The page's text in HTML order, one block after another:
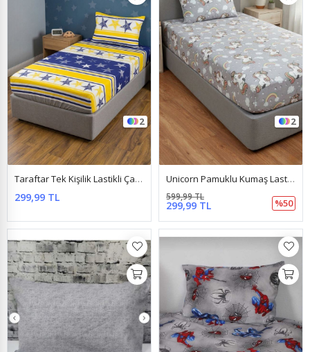
2
Taraftar Tek Kişilik Lastikli Çarşaf Takımı Sarı Lacivert
299,99 TL
2
Unicorn Pamuklu Kumaş Lastikli Çarşaf Takımı Gri
299,99 TL
599,99 TL
%50